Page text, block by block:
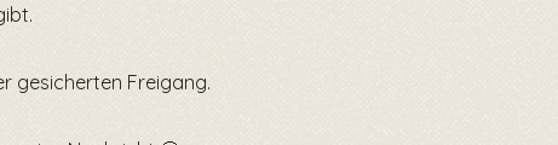
gesicherten Freigang.